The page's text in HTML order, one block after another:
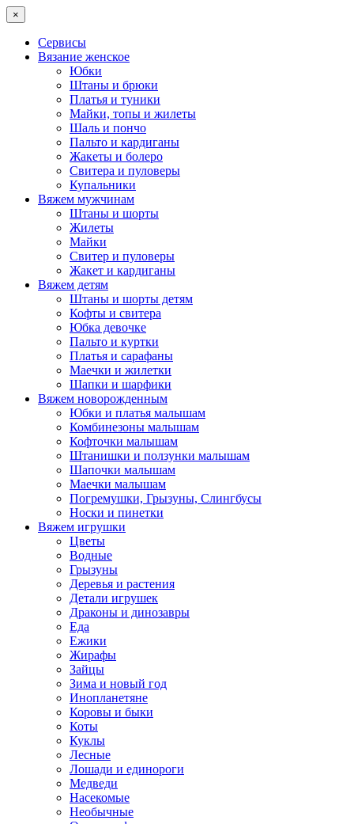
×
Сервисы
Вязание женское
Юбки
Штаны и брюки
Платья и туники
Майки, топы и жилеты
Шаль и пончо
Пальто и кардиганы
Жакеты и болеро
Свитера и пуловеры
Купальники
Вяжем мужчинам
Штаны и шорты
Жилеты
Майки
Свитер и пуловеры
Жакет и кардиганы
Вяжем детям
Штаны и шорты детям
Кофты и свитера
Юбка девочке
Пальто и куртки
Платья и сарафаны
Маечки и жилетки
Шапки и шарфики
Вяжем новорожденным
Юбки и платья малышам
Комбинезоны малышам
Кофточки малышам
Штанишки и ползунки малышам
Шапочки малышам
Маечки малышам
Погремушки, Грызуны, Слингбусы
Носки и пинетки
Вяжем игрушки
Цветы
Водные
Грызуны
Деревья и растения
Детали игрушек
Драконы и динозавры
Еда
Ежики
Жирафы
Зайцы
Зима и новый год
Инопланетяне
Коровы и быки
Коты
Куклы
Лесные
Лошади и единороги
Медведи
Насекомые
Необычные